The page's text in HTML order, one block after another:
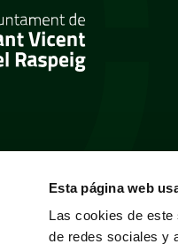
Esta página web
Las cookies de
de redes sociales y